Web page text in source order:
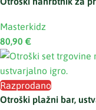
Masterkidz
80,90 €
Razprodano
Otroški plažni bar,